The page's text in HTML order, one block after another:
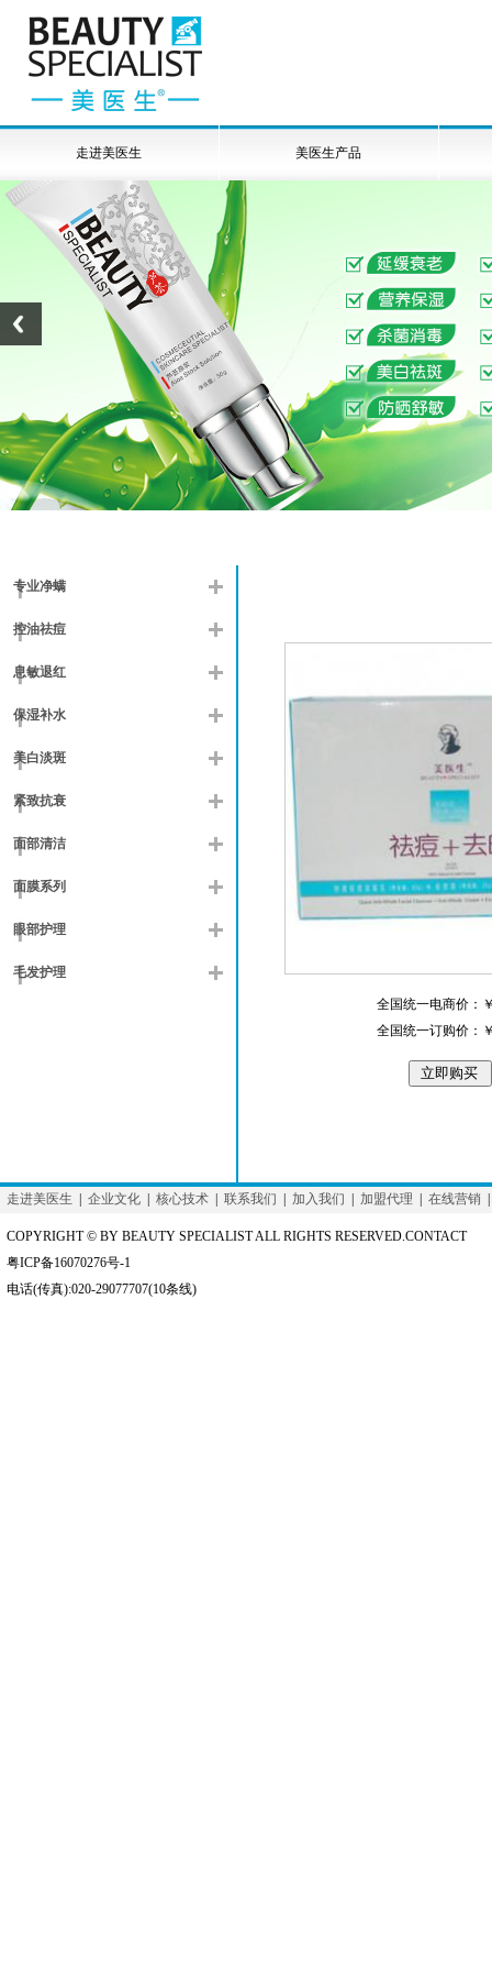
走进美医生 美医生产品
专业净螨
控油祛痘
息敏退红
保湿补水
美白淡斑
紧致抗衰
面部清洁
面膜系列
眼部护理
毛发护理
全国统一电商价：
全国统一订购价：
走进美医生 企业文化 核心技术 联系我们 加入我们 加盟代理 在线营销
COPYRIGHT © BY BEAUTY SPECIALIST ALL RIGHTS RESERVED.CONTACT
粤ICP备16070276号-1
电话(传真):020-29077707(10条线)